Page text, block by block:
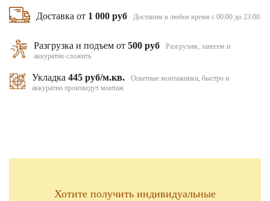
Доставка от 1 000 руб Доставим в любое время с 00:00 до 23:00
Разгрузка и подъем от500 руб
Разгрузим, занесем и
аккуратно сложить
Укладка 445 руб/м.кв.
Опытные монтажники, быстро и
аккуратно произведут монтаж
Хотите получить индивидуальные